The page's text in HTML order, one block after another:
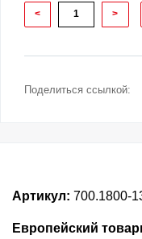
< >
Поделиться ссылкой:
Артикул: 700.1800-
Европейский